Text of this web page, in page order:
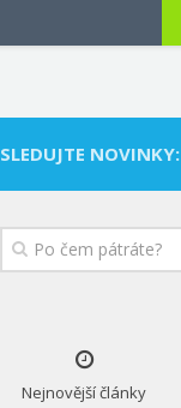
SLEDUJTE NOVINKY:
Nejnovější články